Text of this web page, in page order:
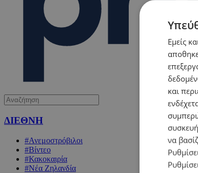
ΔΙΕΘΝΗ
#Ανεμοστρόβιλοι
#Βίντεο
#Κακοκαιρία
#Νέα Ζηλανδία
Εμείς
και
να